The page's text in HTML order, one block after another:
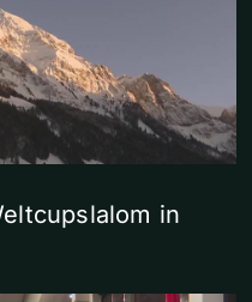
in